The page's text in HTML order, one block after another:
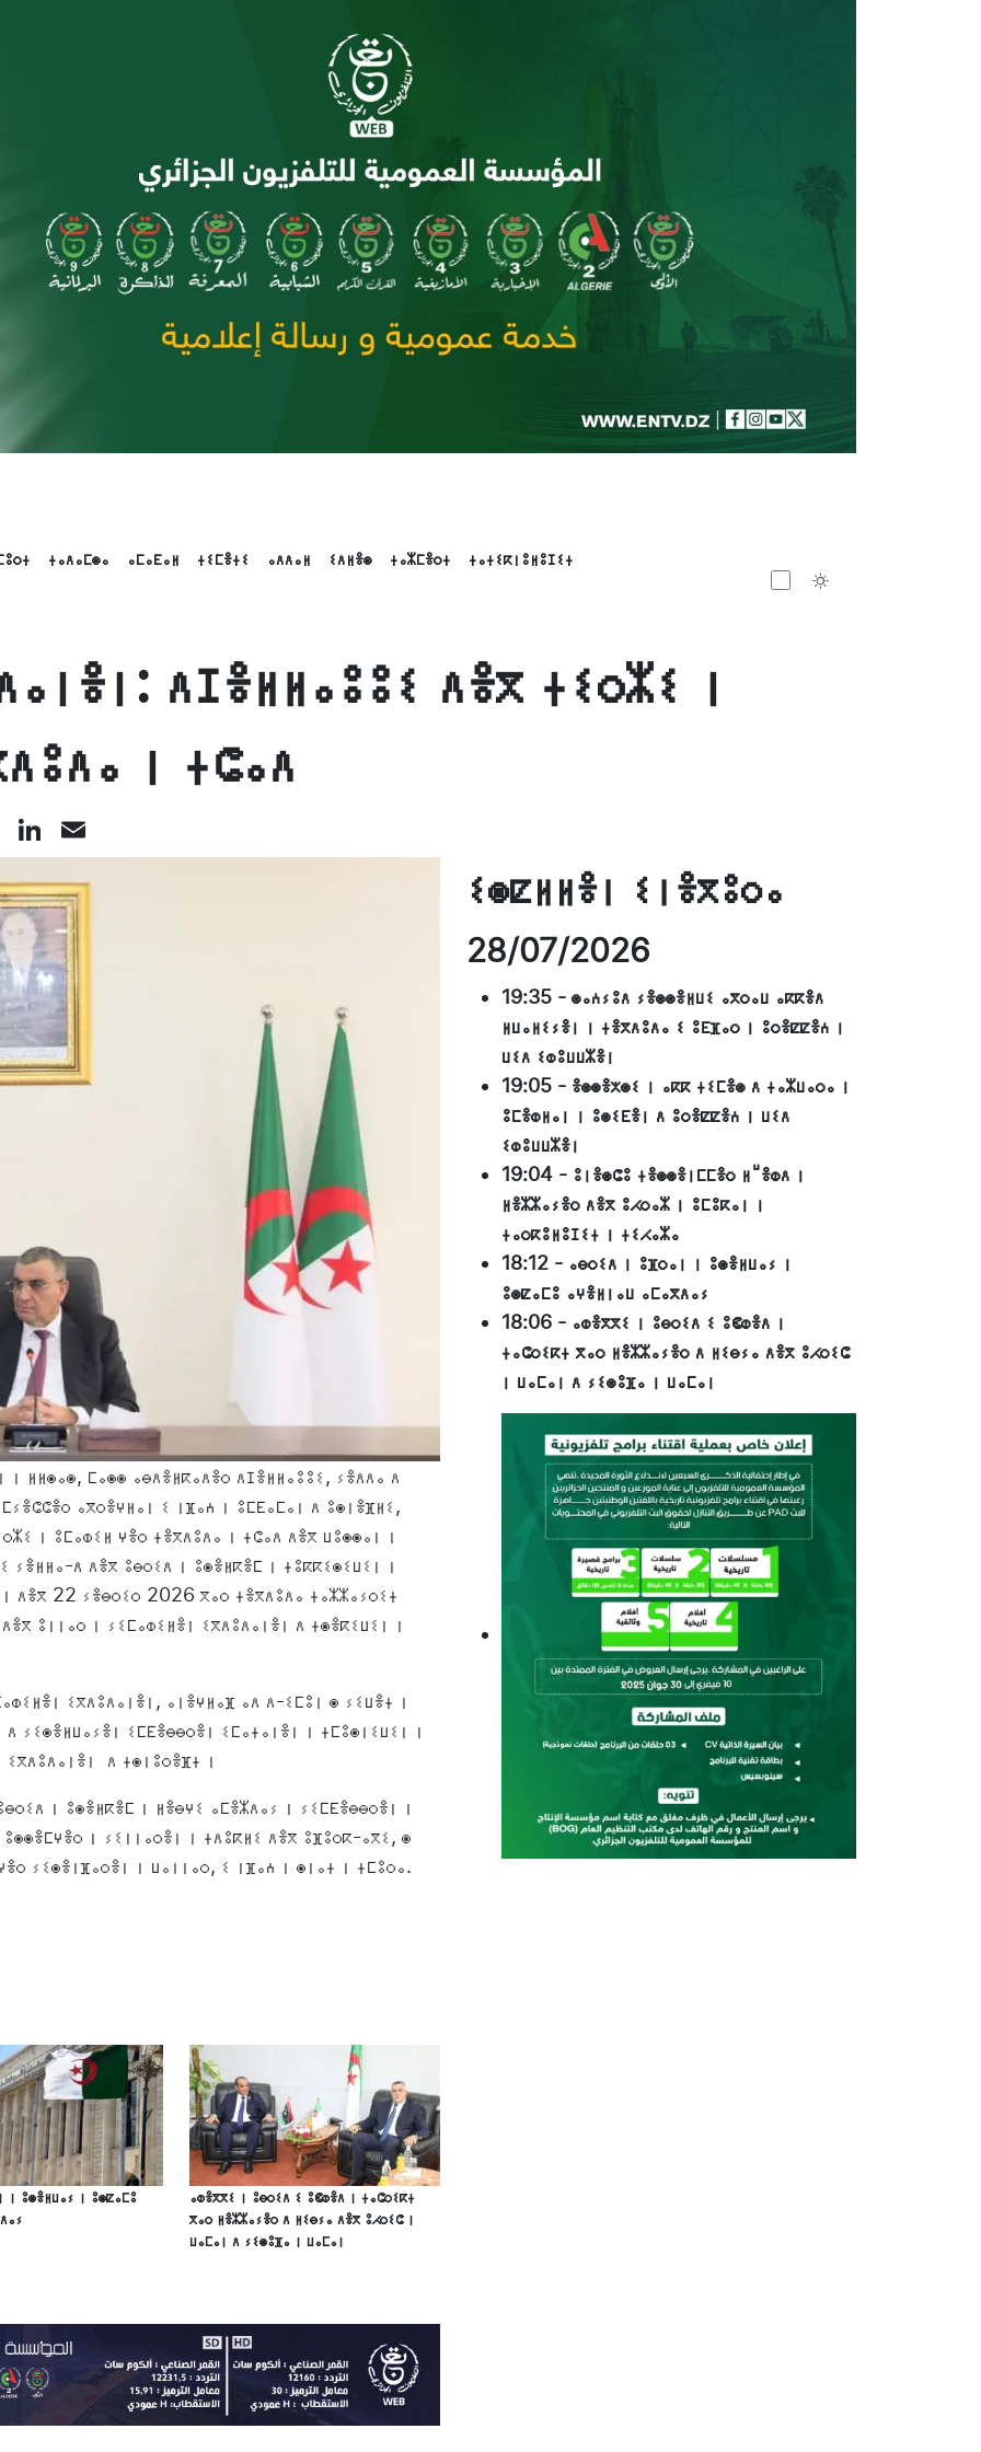
ⵜⴰⴷⴰⵎⵙⴰ ⴰⵎⴰⴹⴰⵍ ⵜⵉⵎⴻⵜⵉ ⴰⴷⴷⴰⵍ ⵉⴷⵍⴻⵙ ⵜⴰⵣⵎⴻⵔⵜ
ⵜⴰⵜⵉⴽⵏⵓⵍⵓⵊⵉⵜ
ⴷⵊⴻⵍⵍⴰⵓⵓⵉ ⴷⴻⴳ ⵜⵉⵔⵣⵉ ⵏ
ⵏ ⵜⵛⴰⴷ
LinkedIn
ⵍⵍⵙⴰⵙ, ⵎⴰⵙⵙ ⴰⴱⴷⴻⵍⴽⴰⴷⴻⵔ ⴷⵊⴻⵍⵍⴰⵓⵓⵉ, ⵢⴻⴷⴷⴰ ⴷ
ⴰⴳⵔⴻⵖⵍⴰⵏ ⵉ ⵏⴼⴰⵄ ⵏ ⵓⵎⴹⴰⵎⴰⵏ ⴷ ⵓⵙⵏⴻⴼⵍⵉ,
ⵏ ⵓⵎⴰⵀⵉⵍ ⵖⴻⵔ ⵜⴻⴳⴷⵓⴷⴰ ⵏ ⵜⵛⴰⴷ ⴷⴻⴳ ⵡⵓⵙⵙⴰⵏ ⵏ
ⴷ ⴷⴻⴳ ⵓⴱⵔⵉⴷ ⵏ ⵓⵙⴻⵍⴽⴻⵎ ⵏ ⵜⵓⴽⴽⵉⵙⵉⵡⵉⵏ ⵏ
ⴷⴻⴳ 22 ⵢⴻⴱⵔⵉⵔ 2026 ⴳⴰⵔ ⵜⴻⴳⴷⵓⴷⴰ ⵜⴰⵣⵣⴰⵢⵔⵉⵜ
ⵓⵏⵏⴰⵔ ⵏ ⵢⵉⵎⴰⵀⵉⵍⴻⵏ ⵉⴳⴷⵓⴷⴰⵏⴻⵏ ⴷ ⵜⵙⴻⴽⵉⵡⵉⵏ ⵏ
ⵉⴳⴷⵓⴷⴰⵏⴻⵏ, ⴰⵏⴻⵖⵍⴰⴼ ⴰⴷ ⴷ-ⵉⵎⵓⵏ ⵙ ⵢⵉⵡⴻⵜ ⵏ
ⵢⵉⵙⴻⵍⵡⴰⵢⴻⵏ ⵉⵎⴹⴻⴱⴱⵔⴻⵏ ⵉⵎⴰⵜⴰⵏⴻⵏ ⵏ ⵜⵎⵓⵙⵏⵉⵡⵉⵏ ⵏ
ⵉⴳⴷⵓⴷⴰⵏⴻⵏ ⴷ ⵜⵙⵏⵓⵔⴻⴼⵜ ⵏ
ⵏ ⵓⵙⴻⵍⴽⴻⵎ ⵏ ⵍⴻⴱⵖⵉ ⴰⵎⴻⵣⴷⴰⵢ ⵏ ⵢⵉⵎⴹⴻⴱⴱⵔⴻⵏ ⵏ
ⵏ ⵢⵉⵏⵏⴰⵔⴻⵏ ⵏ ⵜⴷⵓⴽⵍⵉ ⴷⴻⴳ ⵓⴼⵓⵔⴽ-ⴰⴳⵉ, ⵙ
ⵢⵉⵙⴻⵏⴼⴰⵔⴻⵏ ⵏ ⵡⴰⵏⵏⴰⵔ, ⵉ ⵏⴼⴰⵄ ⵏ ⵙⵏⴰⵜ ⵏ ⵜⵎⵓⵔⴰ.
ⵏ ⵓⵙⴻⵍⵡⴰⵢ ⵏ ⵓⵙⵇⴰⵎⵓ
ⴰⵀⴻⴳⴳⵉ ⵏ ⵓⴱⵔⵉⴷ ⵉ ⵓⵞⵀⴻⴷ ⵏ ⵜⴰⵛⵔⵉⴽⵜ
ⴳⴰⵔ ⵍⴻⵣⵣⴰⵢⴻⵔ ⴷ ⵍⵉⴱⵢⴰ ⴷⴻⴳ ⵓⵃⵔⵉⵛ ⵏ
ⵡⴰⵎⴰⵏ ⴷ ⵢⵉⵙⵓⴼⴰ ⵏ ⵡⴰⵎⴰⵏ
ⵉⵙⵇⵍⵍⴻⵏ ⵉⵏⴻⴳⵓⵔⴰ
28/07/2026
19:35 - ⵙⴰⵄⵢⵓⴷ ⵢⴻⵙⵙⴻⵍⵡⵉ ⴰⴳⵔⴰⵡ ⴰⴽⴽⴻⴷ
ⵍⵡⴰⵍⵉⵢⴻⵏ ⵏ ⵜⴻⴳⴷⵓⴷⴰ ⵉ ⵓⴹⴼⴰⵔ ⵏ ⵓⵔⴻⵇⵇⴻⵄ ⵏ
ⵡⵉⴷ ⵉⵀⵓⵡⵡⵣⴻⵏ
19:05 - ⴻⵙⵙⴻⵅⵙⵉ ⵏ ⴰⴽⴽ ⵜⵉⵎⴻⵙ ⴷ ⵜⴰⵣⵡⴰⵔⴰ ⵏ
ⵓⵎⴻⵀⵍⴰⵏ ⵏ ⵓⵙⵉⴹⴻⵏ ⴷ ⵓⵔⴻⵇⵇⴻⵄ ⵏ ⵡⵉⴷ
ⵉⵀⵓⵡⵡⵣⴻⵏ
19:04 - ⵓⵏⴻⵙⵛⵓ ⵜⴻⵙⵙⴻⵏⵎⵎⴻⵔ ⵍⵯⴻⵀⴷ ⵏ
ⵍⴻⵣⵣⴰⵢⴻⵔ ⴷⴻⴳ ⵓⵃⵔⴰⵣ ⵏ ⵓⵎⵓⴽⴰⵏ ⵏ
ⵜⴰⵔⴽⵓⵍⵓⵊⵉⵜ ⵏ ⵜⵉⵃⴰⵣⴰ
18:12 - ⴰⴱⵔⵉⴷ ⵏ ⵓⴼⵔⴰⵏ ⵏ ⵓⵙⴻⵍⵡⴰⵢ ⵏ
ⵓⵙⵇⴰⵎⵓ ⴰⵖⴻⵍⵏⴰⵡ ⴰⵎⴰⴳⴷⴰⵢ
18:06 - ⴰⵀⴻⴳⴳⵉ ⵏ ⵓⴱⵔⵉⴷ ⵉ ⵓⵞⵀⴻⴷ ⵏ
ⵜⴰⵛⵔⵉⴽⵜ ⴳⴰⵔ ⵍⴻⵣⵣⴰⵢⴻⵔ ⴷ ⵍⵉⴱⵢⴰ ⴷⴻⴳ ⵓⵃⵔⵉⵛ
ⵏ ⵡⴰⵎⴰⵏ ⴷ ⵢⵉⵙⵓⴼⴰ ⵏ ⵡⴰⵎⴰⵏ